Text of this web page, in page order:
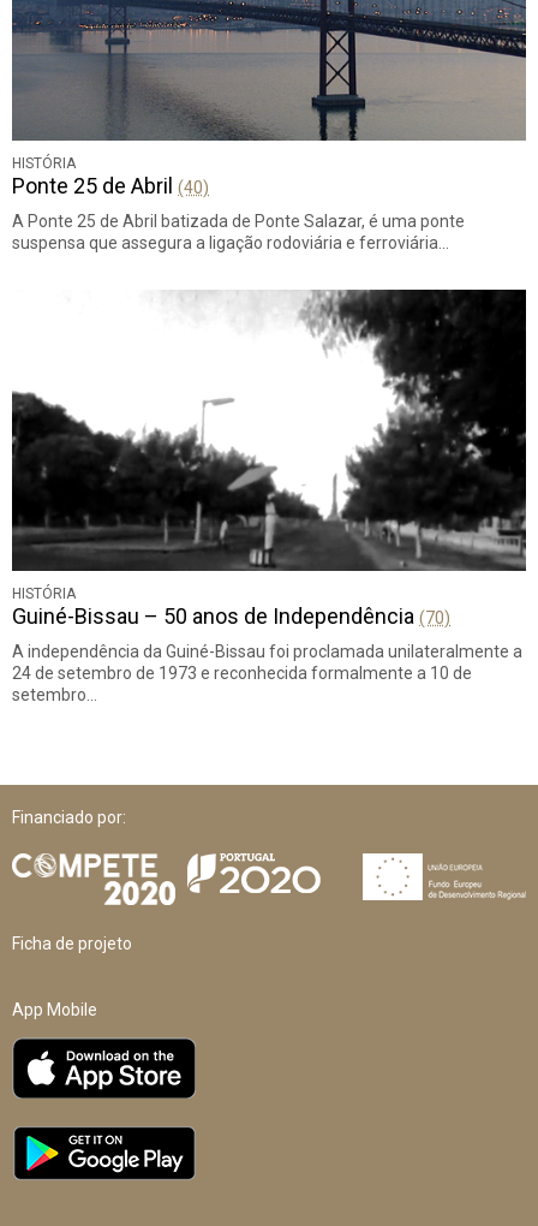
HISTÓRIA
Ponte 25 de Abril (40)
A Ponte 25 de Abril batizada de Ponte Salazar, é uma ponte
suspensa que assegura a ligação rodoviária e ferroviária…
HISTÓRIA
Guiné-Bissau – 50 anos de Independência (70)
A independência da Guiné-Bissau foi proclamada unilateralmente a
24 de setembro de 1973 e reconhecida formalmente a 10 de
setembro…
Financiado por:
Ficha de projeto
App Mobile